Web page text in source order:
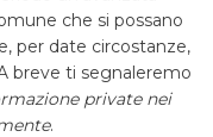
che si possano
per date circostanze,
breve ti segnaleremo
private nei
.